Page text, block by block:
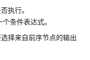
执行。
个条件表达式。
择来自前序节点的输出